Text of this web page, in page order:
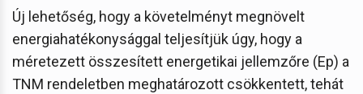
Új lehetőség, hogy a követelményt megnövelt
energiahatékonysággal teljesítjük úgy, hogy a
méretezett összesített energetikai jellemzőre (Ep) a
TNM rendeletben meghatározott csökkentett, tehát